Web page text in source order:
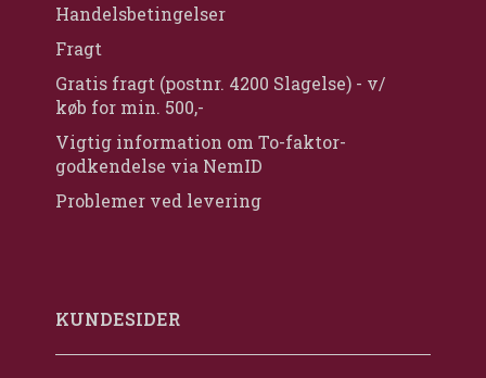
Handelsbetingelser
Fragt
Gratis fragt (postnr. 4200 Slagelse) - v/
køb for min. 500,-
Vigtig information om To-faktor-
godkendelse via NemID
Problemer ved levering
KUNDESIDER